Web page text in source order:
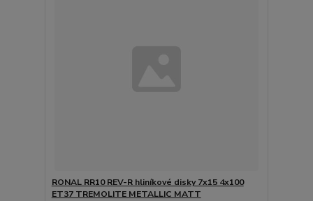
RONAL RR10 REV-R hliníkové disky 7x15 4x100
ET37 TREMOLITE METALLIC MATT